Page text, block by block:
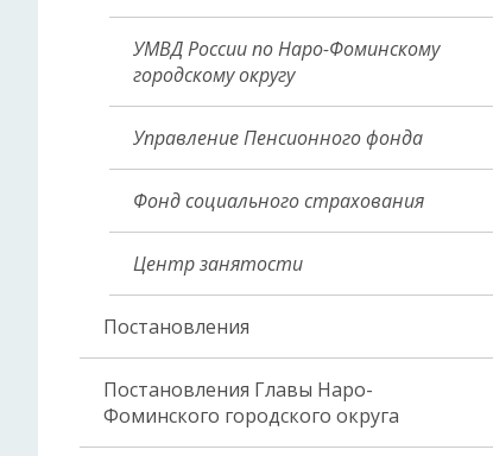
УМВД России по Наро-Фоминскому
городскому округу
Управление Пенсионного фонда
Фонд социального страхования
Центр занятости
Постановления
Постановления Главы Наро-
Фоминского городского округа